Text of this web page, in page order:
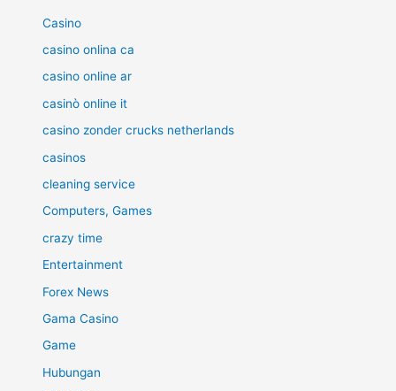
Casino
casino onlina ca
casino online ar
casinò online it
casino zonder crucks netherlands
casinos
cleaning service
Computers, Games
crazy time
Entertainment
Forex News
Gama Casino
Game
Hubungan